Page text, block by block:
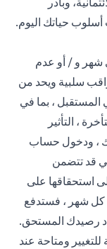
حياتك اليوم.
شهر و / أو عدم
سلبية ويحد من
، بما في
، التأثير
، ودخول حساب
قد تتضمن
استحقاقها على
كل شهر ، فستدفع
رصيدك المستحق.
ومتاحة عند